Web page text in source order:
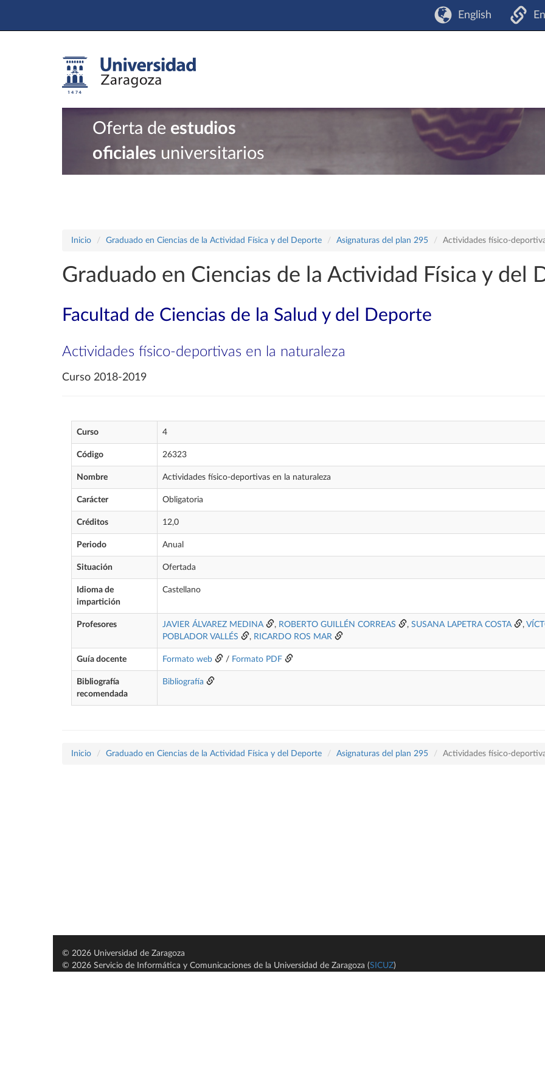
English
Oferta de estudios
oficiales universitarios
Inicio Graduado en Ciencias de la Actividad Física y del Deporte Asignaturas del plan 295 Actividades físico-
Graduado en Ciencias de la Actividad Física y del
Facultad de Ciencias de la Salud y del Deporte
Actividades físico-deportivas en la naturaleza
Curso 2018-2019
Curso 4
Código 26323
Nombre Actividades físico-deportivas en la naturaleza
Carácter Obligatoria
Créditos 12,0
Periodo Anual
Situación Ofertada
Idioma de
impartición
Castellano
Profesores JAVIER ÁLVAREZ MEDINA , ROBERTO GUILLÉN CORREAS , SUSANA LAPETRA COSTA ,
POBLADOR VALLÉS
, RICARDO ROS MAR
Guía docente Formato web / Formato PDF
Bibliografía
recomendada
Bibliografía
Inicio Graduado en Ciencias de la Actividad Física y del Deporte Asignaturas del plan 295 Actividades físico-
© 2026 Universidad de Zaragoza
© 2026 Servicio de Informática y Comunicaciones de la Universidad de Zaragoza (SICUZ)